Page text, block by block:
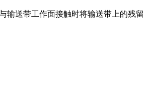
输送带工作面接触时将输送带上的残留